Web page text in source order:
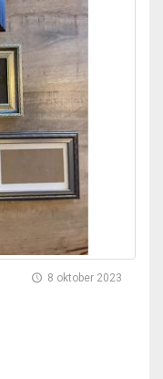
8 oktober 2023